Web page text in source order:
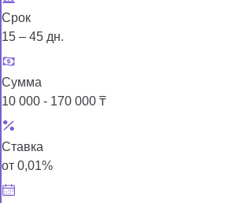
Срок
15 – 45 дн.
Сумма
10 000 - 170 000 ₸
Ставка
от 0,01%